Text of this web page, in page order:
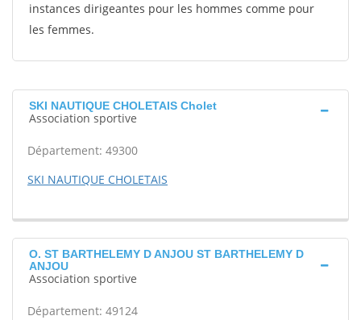
instances dirigeantes pour les hommes comme pour
les femmes.
SKI NAUTIQUE CHOLETAIS Cholet
Association sportive
Département: 49300
SKI NAUTIQUE CHOLETAIS
O. ST BARTHELEMY D ANJOU ST BARTHELEMY D
ANJOU
Association sportive
Département: 49124